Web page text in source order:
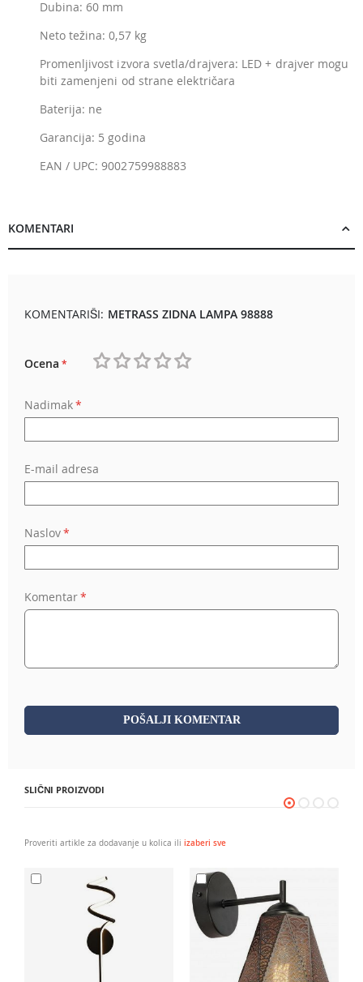
Dubina: 60 mm
Neto težina: 0,57 kg
Promenljivost izvora svetla/drajvera: LED + drajver mogu
biti zamenjeni od strane električara
Baterija: ne
Garancija: 5 godina
EAN / UPC: 9002759988883
KOMENTARI
KOMENTARIŠI: METRASS ZIDNA LAMPA 98888
Ocena
Nadimak
E-mail adresa
Naslov
Komentar
POŠALJI KOMENTAR
SLIČNI PROIZVODI
Proveriti artikle za dodavanje u kolica ili izaberi sve